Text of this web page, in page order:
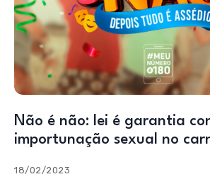
Não é não: lei é garantia
importunação sexual no
18/02/2023